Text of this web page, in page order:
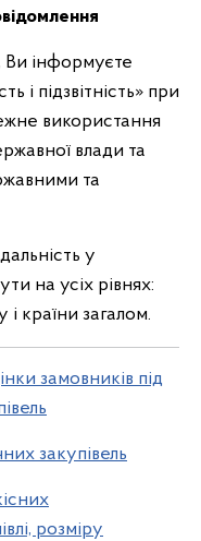
інформуєте
і підзвітність» при
використання
влади та
та
у
на усіх рівнях:
країни загалом.
замовників під
закупівель
розміру